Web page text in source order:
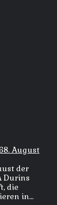
8. August
der
Durins
die
in…